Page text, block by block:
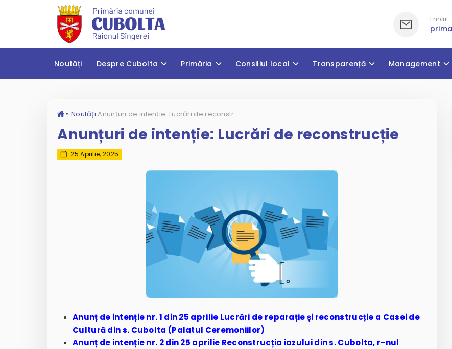
Email:
Noutăți Despre Cubolta Primăria Consiliul local Transparență Management
» Noutăți Anunțuri de intenție: Lucrări de reconstrucție
Anunțuri de intenție: Lucrări de reconstrucție
25 Aprilie, 2025
Anunț de intenție nr. 1 din 25 aprilie Lucrări de reparație și reconstrucție a Casei de
Cultură din s. Cubolta (Palatul Ceremoniilor)
Anunț de intenție nr. 2 din 25 aprilie Reconstrucția iazului din s. Cubolta, r-nul